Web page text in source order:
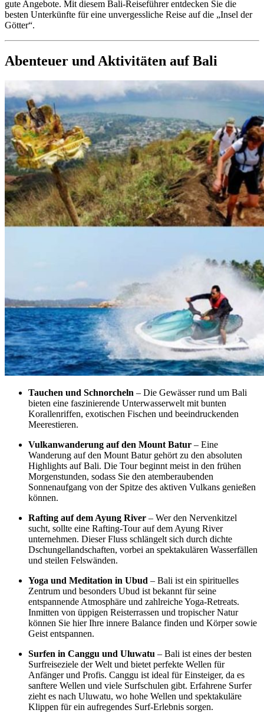
gute Angebote. Mit diesem Bali-Reiseführer entdecken Sie die
besten Unterkünfte für eine unvergessliche Reise auf die „Insel der
Götter“.
Abenteuer und Aktivitäten auf Bali
Tauchen und Schnorcheln – Die Gewässer rund um Bali
bieten eine faszinierende Unterwasserwelt mit bunten
Korallenriffen, exotischen Fischen und beeindruckenden
Meerestieren.
Vulkanwanderung auf den Mount Batur – Eine
Wanderung auf den Mount Batur gehört zu den absoluten
Highlights auf Bali. Die Tour beginnt meist in den frühen
Morgenstunden, sodass Sie den atemberaubenden
Sonnenaufgang von der Spitze des aktiven Vulkans genießen
können.
Rafting auf dem Ayung River – Wer den Nervenkitzel
sucht, sollte eine Rafting-Tour auf dem Ayung River
unternehmen. Dieser Fluss schlängelt sich durch dichte
Dschungellandschaften, vorbei an spektakulären Wasserfällen
und steilen Felswänden.
Yoga und Meditation in Ubud – Bali ist ein spirituelles
Zentrum und besonders Ubud ist bekannt für seine
entspannende Atmosphäre und zahlreiche Yoga-Retreats.
Inmitten von üppigen Reisterrassen und tropischer Natur
können Sie hier Ihre innere Balance finden und Körper sowie
Geist entspannen.
Surfen in Canggu und Uluwatu – Bali ist eines der besten
Surfreiseziele der Welt und bietet perfekte Wellen für
Anfänger und Profis. Canggu ist ideal für Einsteiger, da es
sanftere Wellen und viele Surfschulen gibt. Erfahrene Surfer
zieht es nach Uluwatu, wo hohe Wellen und spektakuläre
Klippen für ein aufregendes Surf-Erlebnis sorgen.